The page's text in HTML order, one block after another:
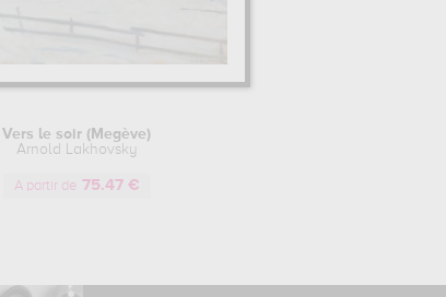
Vers le soir (Megève)
Arnold Lakhovsky
A partir de 75.47 €